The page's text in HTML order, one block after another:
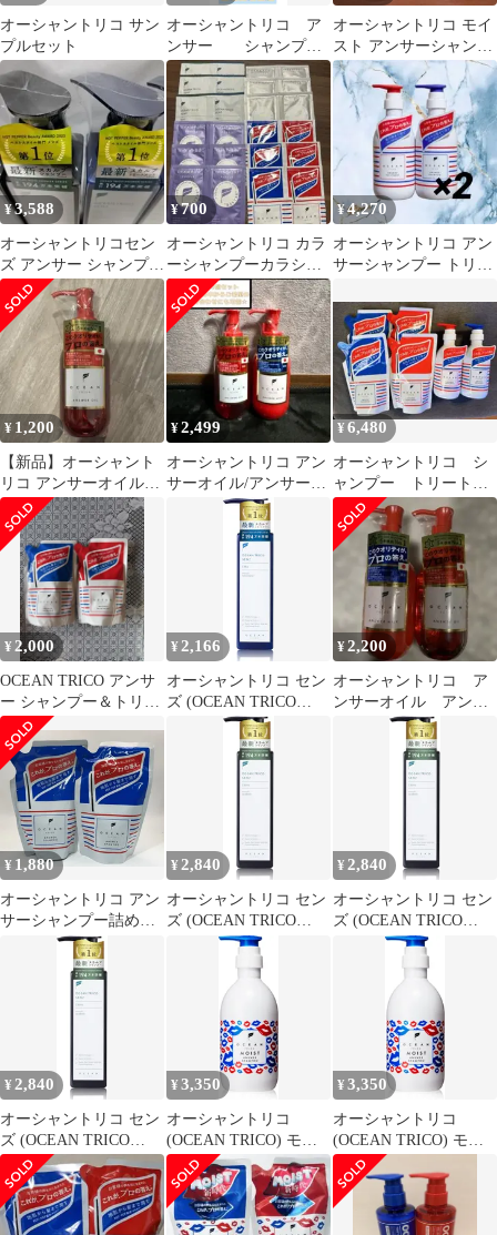
オーシャントリコ サン
プルセット
オーシャントリコ ア
ンサー シャンプ
ー トリートメント
ボディソープ
オーシャントリコ モイ
スト アンサーシャンプ
ー＆トリートメント 詰
め替えセット
¥3,588
オーシャントリコセン
ズ アンサー シャンプー
＆トリートメント ス
カルプ
¥700
オーシャントリコ カラ
ーシャンプーカラシャ
ン12セット
¥4,270
オーシャントリコ アン
サーシャンプー トリー
¥ 1,200
【新品】オーシャント
リコ アンサーオイル
120ml
¥2,499
オーシャントリコ アン
サーオイル/アンサーミ
ルク 2個セット
¥6,480
オーシャントリコ シ
ャンプー トリートメ
ント 本体２本 詰め
替え４袋セット
¥ 2,000
OCEAN TRICO アンサ
ー シャンプー＆トリー
トメント 詰替セット
¥ 2,166
オーシャントリコ セン
ズ (OCEAN TRICO
SENZ) スカルプトリー
トメント 330g
¥2,200
オーシャントリコ ア
ンサーオイル アンサ
ーミルク 2種セット
¥ 1,880
オーシャントリコ アン
サーシャンプー詰め替
え 350mL x 2 **4424393
¥2,840
オーシャントリコ セン
ズ (OCEAN TRICO
SENZ) スカルプシャン
プー メンズシャンプー
330mL フケ用シャンプ
ー 頭皮ケア さわやかな
ネロリの香り
¥2,840
オーシャントリコ セン
ズ (OCEAN TRICO
SENZ) スカルプシャン
プー メンズシャンプー
330mL フケ用シャンプ
ー 頭皮ケア さわやかな
ネロリの香り
¥ 2,840
オーシャントリコ セン
ズ (OCEAN TRICO
SENZ) スカルプシャン
プー メンズシャンプー
330mL フケ用シャンプ
ー 頭皮ケア さわやかな
¥3,350
オーシャントリコ
(OCEAN TRICO) モイ
ストアンサーシャンプ
ー (400ml) (シャンプー)
[シャンプー]
¥3,350
オーシャントリコ
(OCEAN TRICO) モイ
ストアンサーシャンプ
ー (400ml) (シャンプー)
[シャンプー]